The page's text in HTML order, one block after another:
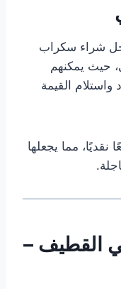
شراء سكراب
حيث يمكنهم
واستلام القيمة
نقديًا، مما يجعلها
القطيف –